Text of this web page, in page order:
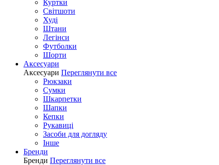
Куртки
Світшоти
Худі
Штани
Легінси
Футболки
Шорти
Аксесуари
Аксесуари Переглянути все
Рюкзаки
Сумки
Шкарпетки
Шапки
Кепки
Рукавиці
Засоби для догляду
Інше
Бренди
Бренди Переглянути все